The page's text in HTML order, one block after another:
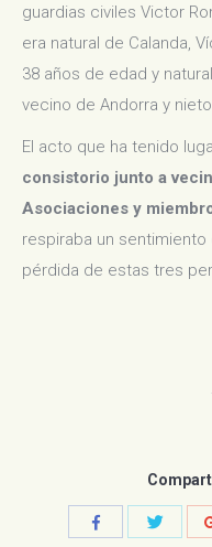
guardias civiles Victor
era natural de Calanda,
38 años de edad y
vecino de Andorra y
El acto que ha tenido
consistorio junto a
Asociaciones y
respiraba un
pérdida de estas tres
Compartir